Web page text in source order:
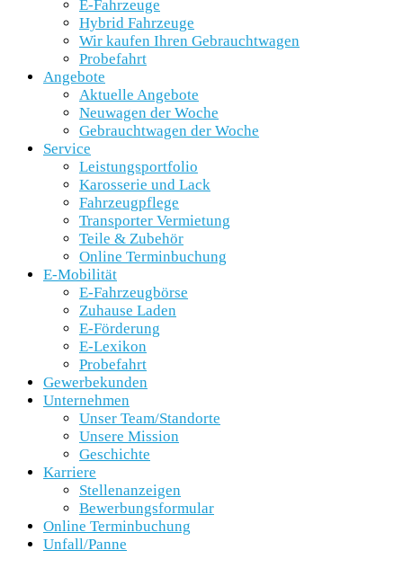
E-Fahrzeuge
Hybrid Fahrzeuge
Wir kaufen Ihren Gebrauchtwagen
Probefahrt
Angebote
Aktuelle Angebote
Neuwagen der Woche
Gebrauchtwagen der Woche
Service
Leistungsportfolio
Karosserie und Lack
Fahrzeugpflege
Transporter Vermietung
Teile & Zubehör
Online Terminbuchung
E-Mobilität
E-Fahrzeugbörse
Zuhause Laden
E-Förderung
E-Lexikon
Probefahrt
Gewerbekunden
Unternehmen
Unser Team/Standorte
Unsere Mission
Geschichte
Karriere
Stellenanzeigen
Bewerbungsformular
Online Terminbuchung
Unfall/Panne